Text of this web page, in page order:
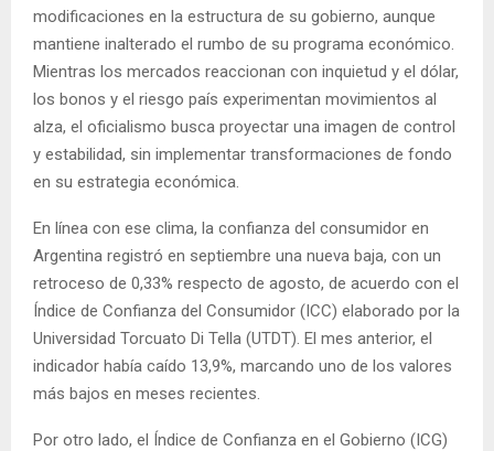
modificaciones en la estructura de su gobierno, aunque
mantiene inalterado el rumbo de su programa económico.
Mientras los mercados reaccionan con inquietud y el dólar,
los bonos y el riesgo país experimentan movimientos al
alza, el oficialismo busca proyectar una imagen de control
y estabilidad, sin implementar transformaciones de fondo
en su estrategia económica.
En línea con ese clima, la confianza del consumidor en
Argentina registró en septiembre una nueva baja, con un
retroceso de 0,33% respecto de agosto, de acuerdo con el
Índice de Confianza del Consumidor (ICC) elaborado por la
Universidad Torcuato Di Tella (UTDT). El mes anterior, el
indicador había caído 13,9%, marcando uno de los valores
más bajos en meses recientes.
Por otro lado, el Índice de Confianza en el Gobierno (ICG)